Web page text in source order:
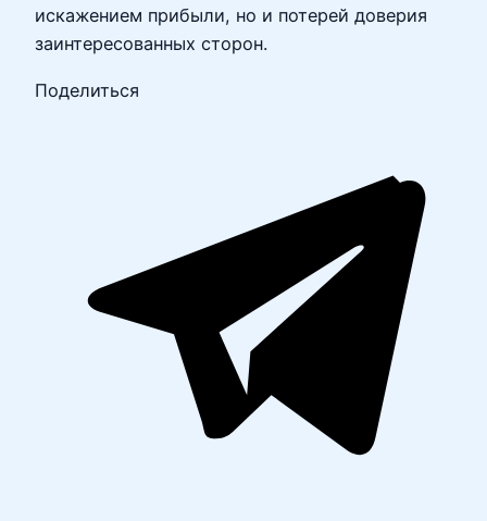
искажением прибыли, но и потерей доверия
заинтересованных сторон.
Поделиться